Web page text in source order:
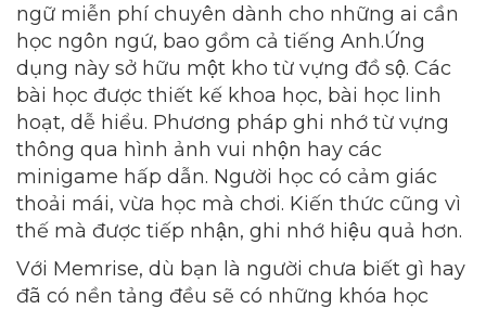
ngữ miễn phí chuyên dành cho những ai cần
học ngôn ngứ, bao gồm cả tiếng Anh.Ứng
dụng này sở hữu một kho từ vựng đồ sộ. Các
bài học được thiết kế khoa học, bài học linh
hoạt, dễ hiểu. Phương pháp ghi nhớ từ vựng
thông qua hình ảnh vui nhộn hay các
minigame hấp dẫn. Người học có cảm giác
thoải mái, vừa học mà chơi. Kiến thức cũng vì
thế mà được tiếp nhận, ghi nhớ hiệu quả hơn.
Với Memrise, dù bạn là người chưa biết gì hay
đã có nền tảng đều sẽ có những khóa học